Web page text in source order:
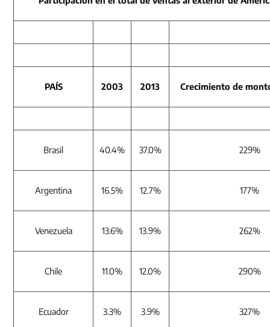
PAÍS 2003 2013 Crecimiento de
Brasil 40.4% 37.0% 229%
Argentina 16.5% 12.7% 177%
Venezuela 13.6% 13.9% 262%
Chile 11.0% 12.0% 290%
Ecuador 3.3% 3.9% 327%